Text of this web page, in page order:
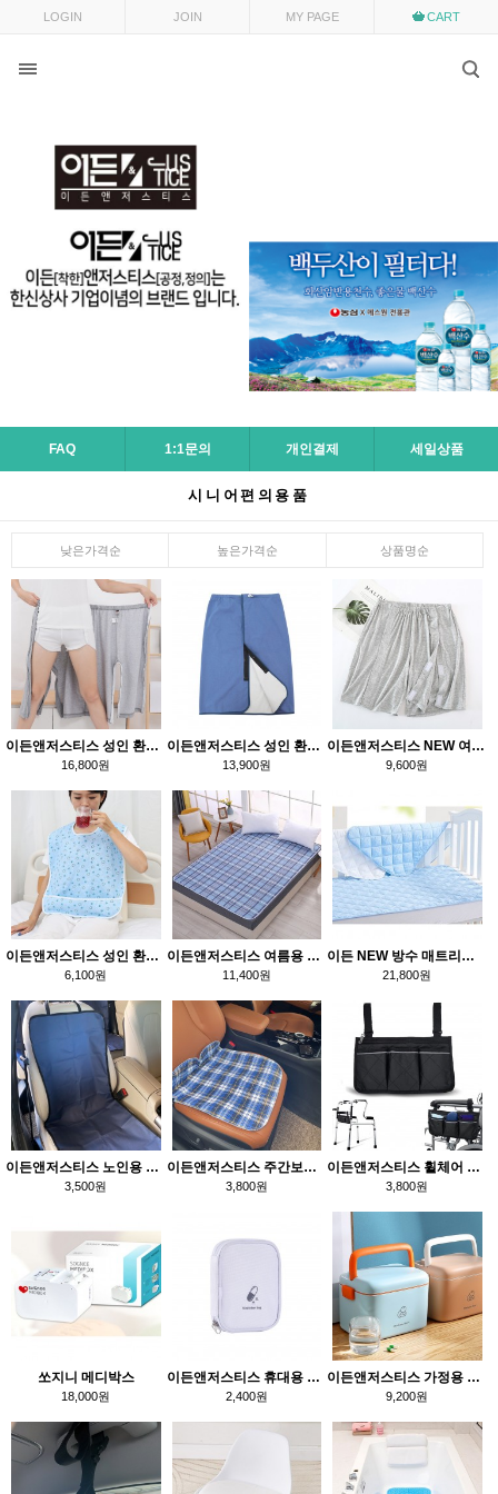
LOGIN JOIN MY PAGE CART
FAQ 1:1문의 개인결제 세일상품
시니어편의용품
낮은가격순 높은가격순 상품명순
이든앤저스티스 성인 환자 기저귀 바지
16,800원
이든앤저스티스 성인 환자 임신 기저귀 치마
13,900원
이든앤저스티스 NEW 여름용 성인환자 기저귀 반바지
9,600원
이든앤저스티스 성인 환자 턱받이
6,100원
이든앤저스티스 여름용 방수매트리스 패드
11,400원
이든 NEW 방수 매트리스 패드
21,800원
이든앤저스티스 노인용 차량 방수 시트
3,500원
이든앤저스티스 주간보호센터 자동차 시트 방수패드
3,800원
이든앤저스티스 휠체어 유모차 의자 수납 주머니
3,800원
쏘지니 메디박스
18,000원
이든앤저스티스 휴대용 여행용 슬림 약 파우치
2,400원
이든앤저스티스 가정용 약 보관 구급상자 특 대형
9,200원